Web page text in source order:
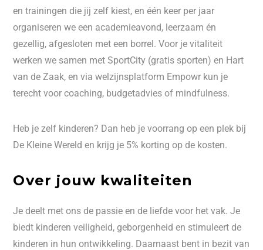
en trainingen die jij zelf kiest, en één keer per jaar
organiseren we een academieavond, leerzaam én
gezellig, afgesloten met een borrel. Voor je vitaliteit
werken we samen met SportCity (gratis sporten) en Hart
van de Zaak, en via welzijnsplatform Empowr kun je
terecht voor coaching, budgetadvies of mindfulness.
Heb je zelf kinderen? Dan heb je voorrang op een plek bij
De Kleine Wereld en krijg je 5% korting op de kosten.
Over jouw kwaliteiten
Je deelt met ons de passie en de liefde voor het vak. Je
biedt kinderen veiligheid, geborgenheid en stimuleert de
kinderen in hun ontwikkeling. Daarnaast bent in bezit van